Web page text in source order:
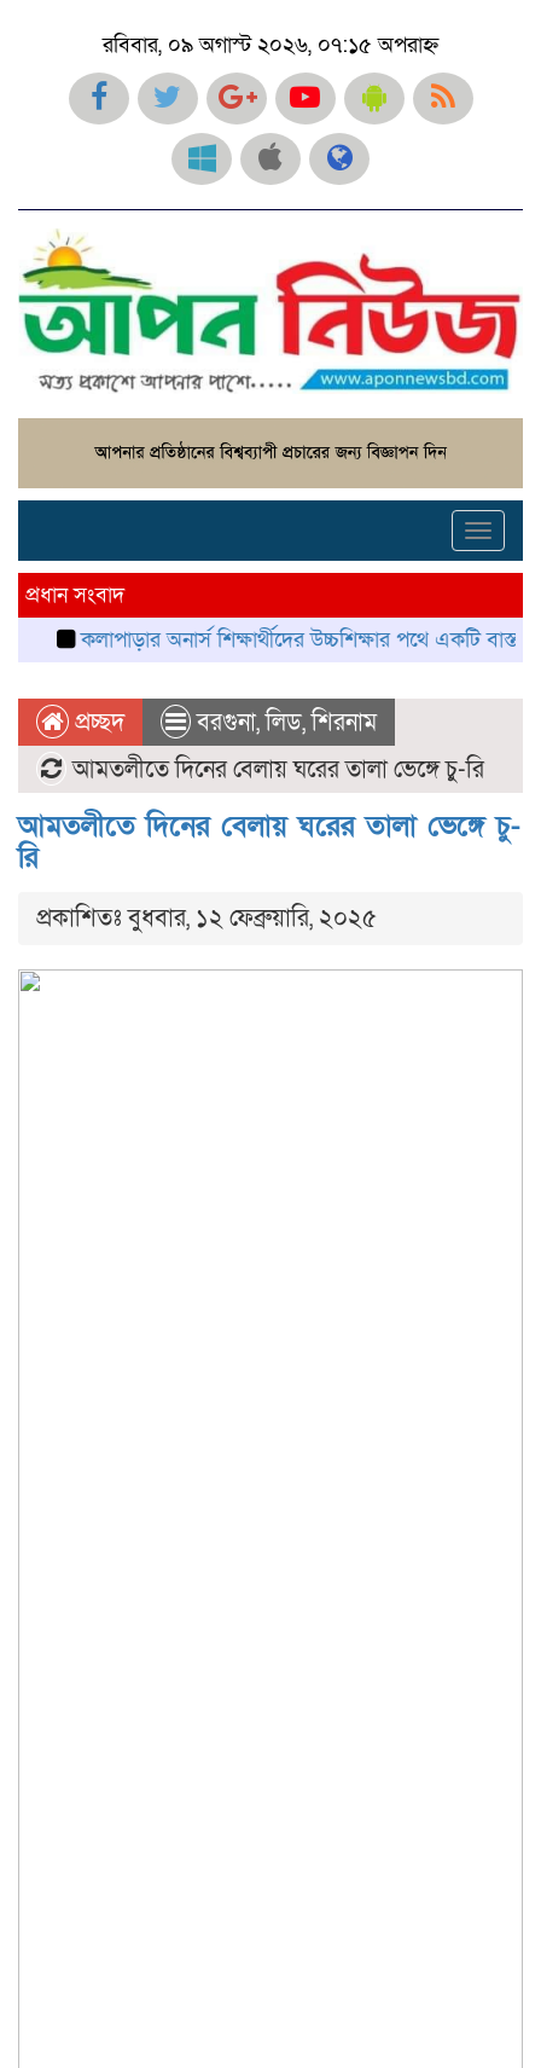
রবিবার, ০৯ অগাস্ট ২০২৬, ০৭:১৫ অপরাহ্ন
প্রধান সংবাদ
কলাপাড়ার অনার্স শিক্ষার্থীদের উচ্চশিক্ষার পথে একটি বাস্তব সংকট
প্রচ্ছদ বরগুনা,লিড,শিরনাম
আমতলীতে দিনের বেলায় ঘরের তালা ভেঙ্গে চু-রি
আমতলীতে দিনের বেলায় ঘরের তালা ভেঙ্গে চু-
রি
প্রকাশিতঃ বুধবার, ১২ ফেব্রুয়ারি, ২০২৫